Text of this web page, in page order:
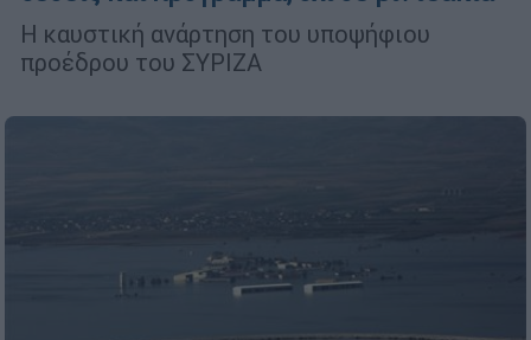
Η καυστική ανάρτηση του υποψήφιου
προέδρου του ΣΥΡΙΖΑ